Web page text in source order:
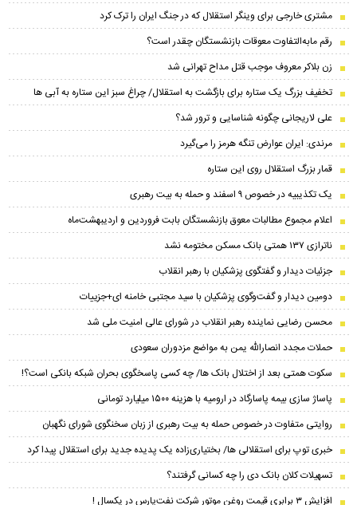
مشتری خارجی برای وینگر استقلال که در جنگ ایران را ترک کرد
رقم مابه‌التفاوت معوقات بازنشستگان چقدر است؟
زن بلاکر معروف موجب قتل مداح تهرانی شد
تخفیف بزرگ یک ستاره برای بازگشت به استقلال/ چراغ سبز این ستاره به آبی ها
علی لاریجانی چگونه شناسایی و ترور شد؟
مرندی: ایران عوارض تنگه هرمز را می‌گیرد
قمار بزرگ استقلال روی این ستاره
یک تکذیبیه در خصوص ۹ اسفند و حمله به بیت رهبری
اعلام مجموع مطالبات معوق بازنشستگان بابت فروردین و اردیبهشت‌ماه
ناترازی ۱۳۷ همتی بانک مسکن مختومه نشد
جزئیات دیدار و گفتگوی پزشکیان با رهبر انقلاب
دومین دیدار و گفت‌وگوی پزشکیان با سید مجتبی خامنه ای+جزییات
محسن رضایی نماینده رهبر انقلاب در شورای عالی امنیت ملی شد
حملات مجدد انصارالله یمن به مواضع مزدوران سعودی
سکوت همتی بعد از اختلال بانک ها/ چه کسی پاسخگوی بحران شبکه بانکی است؟!
پاساژ سازی بیمه پاسارگاد در ارومیه با هزینه ۱۵۰۰ میلیارد تومانی
روایتی متفاوت در خصوص حمله به بیت رهبری از زبان سخنگوی شورای نگهبان
خبری توپ برای استقلالی ها/ بختیاری‌زاده یک پدیده جدید برای استقلال پیدا کرد
تسهیلات کلان بانک دی را چه کسانی گرفتند؟
افزایش ۳ برابری قیمت روغن موتور شرکت نفت‌پارس در یکسال !